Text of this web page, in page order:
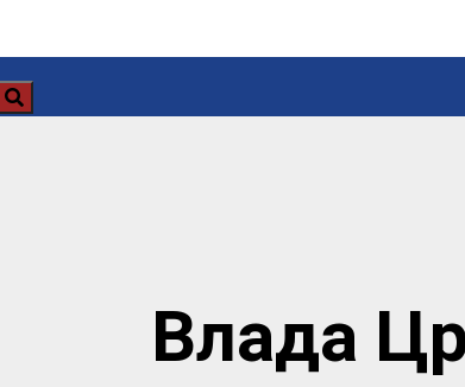
Влада